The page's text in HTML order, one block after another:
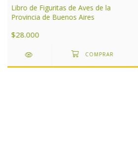
Libro de Figuritas de Aves de la
Provincia de Buenos Aires
$28.000